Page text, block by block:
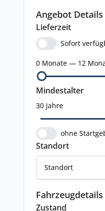
Angebot Details
Lieferzeit
Sofort
0 Monate — 12
Mindestalter
30 Jahre
ohne
Standort
Standort
Fahrzeugdetails
Zustand